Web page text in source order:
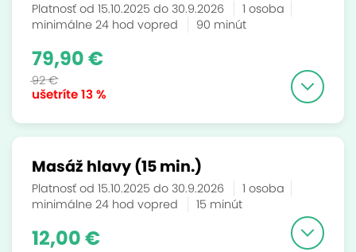
Platnosť od 15.10.2025 do 30.9.2026
1 osoba
minimálne 24 hod vopred
90 minút
ušetríte13 %
79,90 €
92 €
Masáž hlavy (15 min.)
Platnosť od 15.10.2025 do 30.9.2026
1 osoba
minimálne 24 hod vopred
15 minút
12,00 €